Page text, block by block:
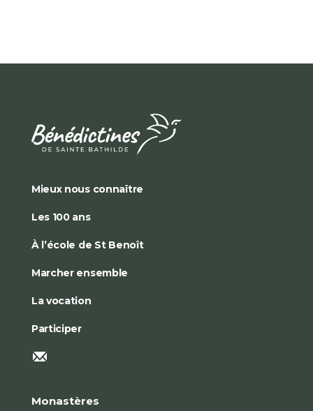
Mieux nous connaître
Les 100 ans
À l’école de St Benoît
Marcher ensemble
La vocation
Participer
Monastères